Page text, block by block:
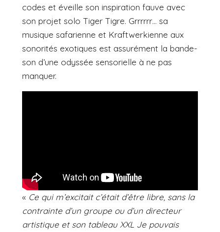
codes et éveille son inspiration fauve avec
son projet solo Tiger Tigre. Grrrrrr… sa
musique safarienne et Kraftwerkienne aux
sonorités exotiques est assurément la bande-
son d’une odyssée sensorielle à ne pas
manquer.
« Ce qui m’excitait c’était d’être libre, sans la
contrainte d’un groupe ou d’un directeur
artistique et son tableau XXL Je pouvais